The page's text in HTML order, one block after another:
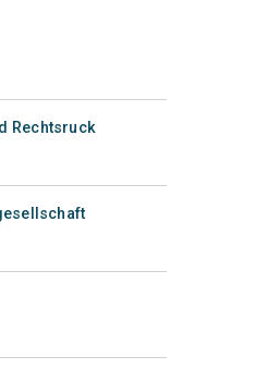
Rechtsruck